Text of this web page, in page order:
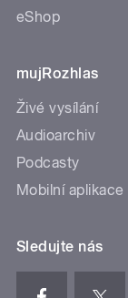
eShop
mujRozhlas
Živé vysílání
Audioarchiv
Podcasty
Mobilní aplikace
Sledujte nás